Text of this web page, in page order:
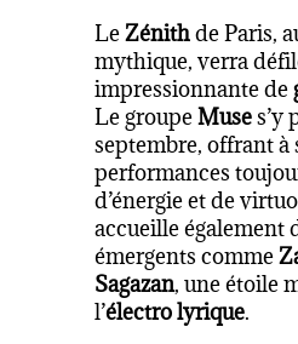
LeZénithde Paris,
mythique, verra
impressionnante de
Le groupeMuses’y
septembre, offrant à
performances
d’énergie et de
accueille également
émergents comme
Sagazan, une étoile
l’électro lyrique.